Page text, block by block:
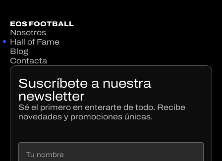
EOS FOOTBALL
Nosotros
Hall of Fame
Blog
Contacta
Suscríbete a nuestra
newsletter
Sé el primero en enterarte de todo. Recibe
novedades y promociones únicas.